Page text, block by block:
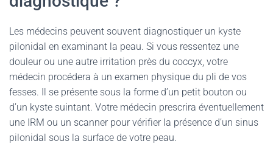
Les médecins peuvent souvent diagnostiquer un kyste
pilonidal en examinant la peau. Si vous ressentez une
douleur ou une autre irritation près du coccyx, votre
médecin procédera à un examen physique du pli de vos
fesses. Il se présente sous la forme d’un petit bouton ou
d’un kyste suintant. Votre médecin prescrira éventuellement
une IRM ou un scanner pour vérifier la présence d’un sinus
pilonidal sous la surface de votre peau.